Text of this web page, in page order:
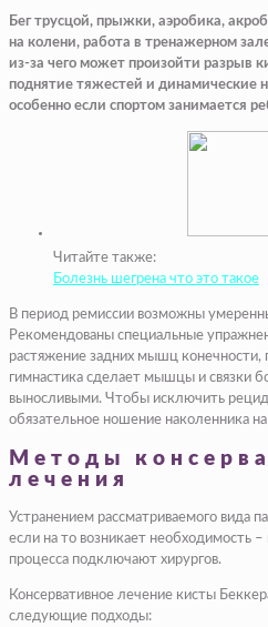
Бег трусцой, прыжки, аэробика,
на колени, работа в тренажерном
из-за чего может произойти разрыв
поднятие тяжестей и динамические
особенно если спортом занимается
Читайте также:
Болезнь шегрена что это такое
В период ремиссии возможны
Рекомендованы специальные
растяжение задних мышц конечности,
гимнастика сделает мышцы и связки
выносливыми. Чтобы исключить
обязательное ношение наколенника
Методы
лечения
Устранением рассматриваемого вида
если на то возникает необходимость
процесса подключают хирургов.
Консервативное лечение кисты
следующие подходы: